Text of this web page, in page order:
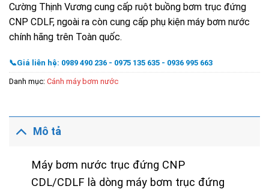
Cường Thịnh Vương cung cấp ruột buồng bơm trục đứng
CNP CDLF, ngoài ra còn cung cấp phụ kiện máy bơm nước
chính hãng trên Toàn quốc.
📞Giá liên hệ: 0989 490 236 - 0975 135 635 - 0936 995 663
Danh mục: Cánh máy bơm nước
Mô tả
Máy bơm nước trục đứng CNP
CDL/CDLF là dòng máy bơm trục đứng